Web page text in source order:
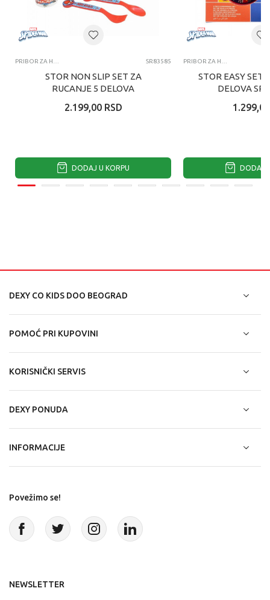
PRIBOR ZA HRANJENJE SR83585
STOR NON SLIP SET ZA
RUCANJE 5 DELOVA
2.199,00 RSD
DODAJ U KORPU
PRIBOR ZA HRANJENJE
STOR EASY SET
DELOVA
1.299,00
DODAJ
DEXY CO KIDS DOO BEOGRAD
POMOĆ PRI KUPOVINI
KORISNIČKI SERVIS
DEXY PONUDA
INFORMACIJE
Povežimo se!
NEWSLETTER